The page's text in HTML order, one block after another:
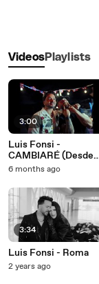
VideosPlaylists
3:00
Luis Fonsi -
CAMBIARÉ (Desde
La Sanse)
6 months ago
3:34
Luis Fonsi - Roma
2 years ago